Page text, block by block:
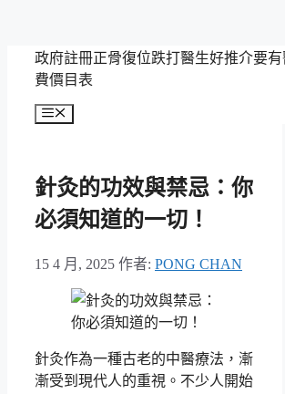
政府註冊正骨復位跌打醫生好推介要
費價目表
選
針灸的功效與禁忌：你
必須知道的一切！
15 4 月, 2025 作者: PONG CHAN
針灸作為一種古老的中醫療法，漸
漸受到現代人的重視。不少人開始